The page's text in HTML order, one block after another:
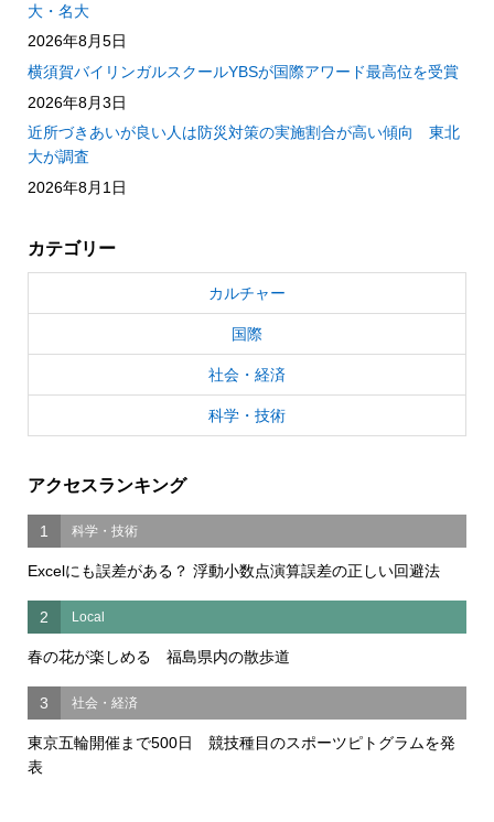
大・名大
2026年8月5日
横須賀バイリンガルスクールYBSが国際アワード最高位を受賞
2026年8月3日
近所づきあいが良い人は防災対策の実施割合が高い傾向 東北
大が調査
2026年8月1日
カテゴリー
カルチャー
国際
社会・経済
科学・技術
アクセスランキング
1 科学・技術
Excelにも誤差がある？ 浮動小数点演算誤差の正しい回避法
2 Local
春の花が楽しめる 福島県内の散歩道
3 社会・経済
東京五輪開催まで500日 競技種目のスポーツピトグラムを発
表